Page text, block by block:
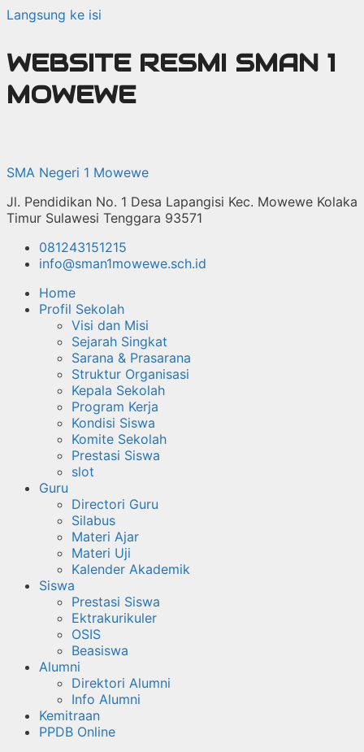
Langsung ke isi
WEBSITE RESMI SMAN 1
MOWEWE
SMA Negeri 1 Mowewe
Jl. Pendidikan No. 1 Desa Lapangisi Kec. Mowewe Kolaka
Timur Sulawesi Tenggara 93571
081243151215
info@sman1mowewe.sch.id
Home
Profil Sekolah
Visi dan Misi
Sejarah Singkat
Sarana & Prasarana
Struktur Organisasi
Kepala Sekolah
Program Kerja
Kondisi Siswa
Komite Sekolah
Prestasi Siswa
slot
Guru
Directori Guru
Silabus
Materi Ajar
Materi Uji
Kalender Akademik
Siswa
Prestasi Siswa
Ektrakurikuler
OSIS
Beasiswa
Alumni
Direktori Alumni
Info Alumni
Kemitraan
PPDB Online